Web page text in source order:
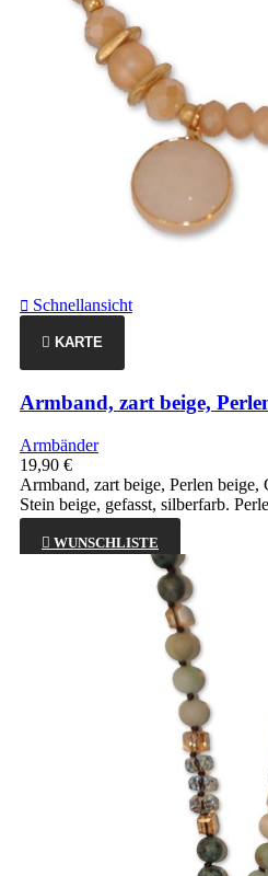
Schnellansicht
 KARTE
Armband, zart beige,
Armbänder
19,90 €
Armband, zart beige, Perlen beige,
Stein beige, gefasst, silberfarb.
 WUNSCHLISTE